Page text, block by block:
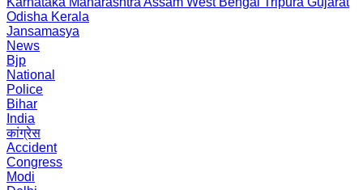
Odisha Kerala
Jansamasya
News
Bjp
National
Police
Bihar
India
कांग्रेस
Accident
Congress
Modi